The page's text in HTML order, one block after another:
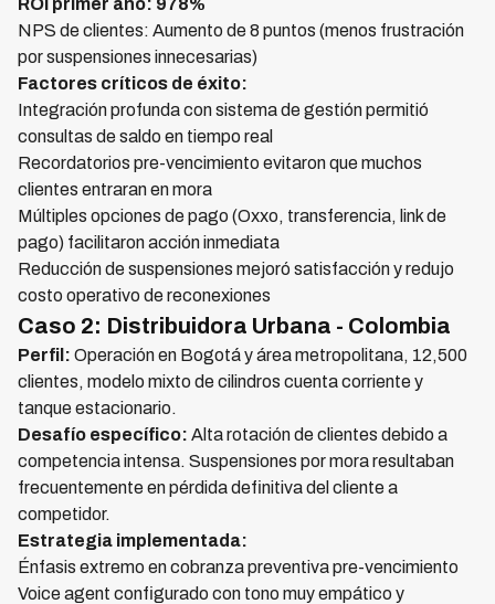
ROI primer año: 978%
NPS de clientes: Aumento de 8 puntos (menos frustración
por suspensiones innecesarias)
Factores críticos de éxito:
Integración profunda con sistema de gestión permitió
consultas de saldo en tiempo real
Recordatorios pre-vencimiento evitaron que muchos
clientes entraran en mora
Múltiples opciones de pago (Oxxo, transferencia, link de
pago) facilitaron acción inmediata
Reducción de suspensiones mejoró satisfacción y redujo
costo operativo de reconexiones
Caso 2: Distribuidora Urbana - Colombia
Perfil: Operación en Bogotá y área metropolitana, 12,500
clientes, modelo mixto de cilindros cuenta corriente y
tanque estacionario.
Desafío específico: Alta rotación de clientes debido a
competencia intensa. Suspensiones por mora resultaban
frecuentemente en pérdida definitiva del cliente a
competidor.
Estrategia implementada:
Énfasis extremo en cobranza preventiva pre-vencimiento
Voice agent configurado con tono muy empático y